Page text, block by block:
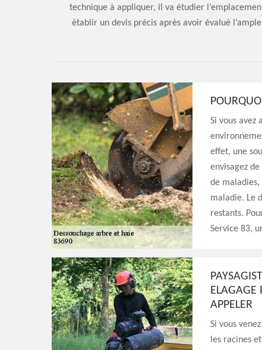
technique à appliquer, il va étudier
établir un devis précis après avoir évalué
Si vous avez
effet, une
envisagez
de
maladie. Le
restants.
Service 83,
ELAGAGE
APPELER
Si vous
les racines